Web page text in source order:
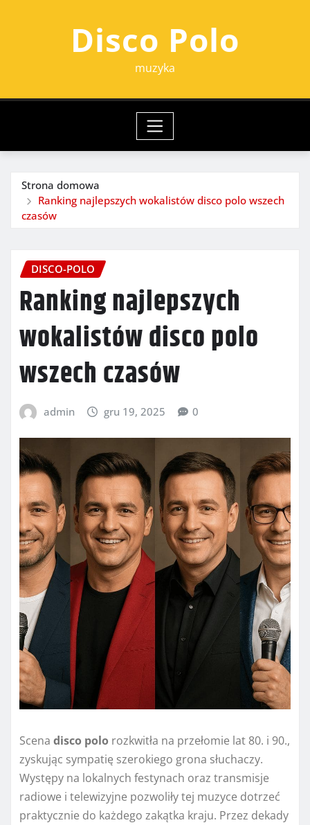
Disco Polo
muzyka
Strona domowa
Ranking najlepszych wokalistów disco polo wszech
czasów
DISCO-POLO
Ranking najlepszych
wokalistów disco polo
wszech czasów
admin gru 19, 2025 0
Scena disco polo rozkwitła na przełomie lat 80. i 90.,
zyskując sympatię szerokiego grona słuchaczy.
Występy na lokalnych festynach oraz transmisje
radiowe i telewizyjne pozwoliły tej muzyce dotrzeć
praktycznie do każdego zakątka kraju. Przez dekady